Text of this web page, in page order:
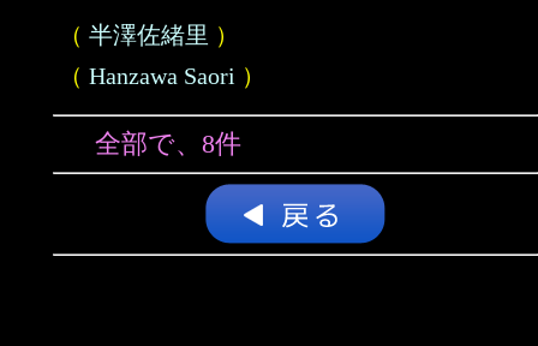
（ 半澤佐緒里 ）
（ Hanzawa Saori ）
全部で、8件